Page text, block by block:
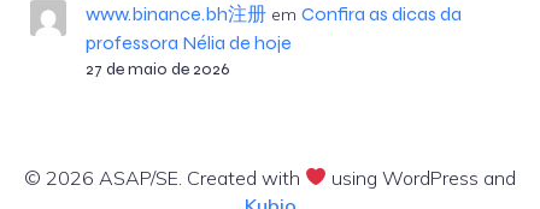
www.binance.bh注册em Confira as dicas da
professora Nélia de hoje
27 de maio de 2026
© 2026 ASAP/SE. Created with
using WordPress and